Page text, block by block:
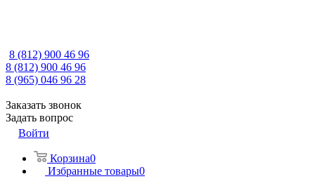
8 (812) 900 46 96
8 (812) 900 46 96
8 (965) 046 96 28
Заказать звонок
Задать вопрос
Войти
Корзина0
Избранные товары0